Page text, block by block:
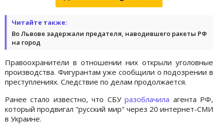
Читайте также:
Во Львове задержали предателя, наводившего ракеты РФ
на город
Правоохранители в отношении них открыли уголовные
производства. Фигурантам уже сообщили о подозрении в
преступлениях. Следствие по делам продолжается.
Ранее стало известно, что СБУразоблачила агента РФ,
который продвигал "русский мир" через 20 интернет-СМИ
в Украине.